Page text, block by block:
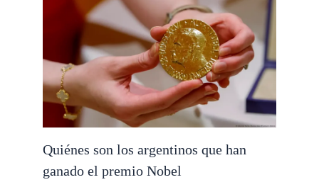
Quiénes son los argentinos que han
ganado el premio Nobel